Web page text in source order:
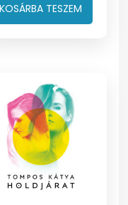
KOSÁRBA TESZEM